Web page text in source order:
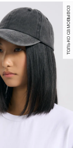
только самовывоз